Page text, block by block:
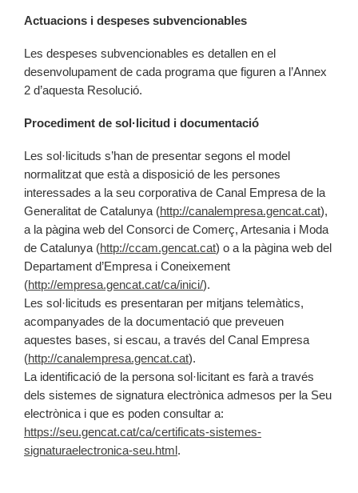
Actuacions i despeses subvencionables
Les despeses subvencionables es detallen en el
desenvolupament de cada programa que figuren a l’Annex
2 d’aquesta Resolució.
Procediment de sol·licitud i documentació
Les sol·licituds s’han de presentar segons el model
normalitzat que està a disposició de les persones
interessades a la seu corporativa de Canal Empresa de la
Generalitat de Catalunya (http://canalempresa.gencat.cat),
a la pàgina web del Consorci de Comerç, Artesania i Moda
de Catalunya (http://ccam.gencat.cat) o a la pàgina web del
Departament d’Empresa i Coneixement
(http://empresa.gencat.cat/ca/inici/).
Les sol·licituds es presentaran per mitjans telemàtics,
acompanyades de la documentació que preveuen
aquestes bases, si escau, a través del Canal Empresa
(http://canalempresa.gencat.cat).
La identificació de la persona sol·licitant es farà a través
dels sistemes de signatura electrònica admesos per la Seu
electrònica i que es poden consultar a:
https://seu.gencat.cat/ca/certificats-sistemes-
signaturaelectronica-seu.html.